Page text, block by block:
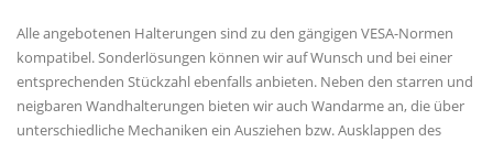
Alle angebotenen Halterungen sind zu den gängigen VESA-Normen
kompatibel. Sonderlösungen können wir auf Wunsch und bei einer
entsprechenden Stückzahl ebenfalls anbieten. Neben den starren und
neigbaren Wandhalterungen bieten wir auch Wandarme an, die über
unterschiedliche Mechaniken ein Ausziehen bzw. Ausklappen des